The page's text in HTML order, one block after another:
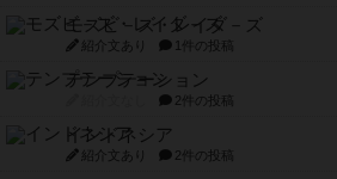
モズビ－ズ・レイダ－ズ
紹介文あり 1件の投稿
テンプテーション
2件の投稿
インドネシア
紹介文あり 2件の投稿